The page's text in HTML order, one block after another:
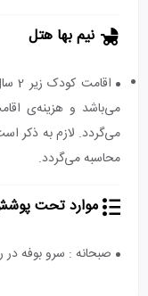
نیم بها هتل
می‌گردد. لازم به ذکر
محاسبه می‌گردد.
موارد تحت
صبحانه : سرو بوفه در